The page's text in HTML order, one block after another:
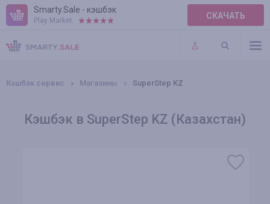
Smarty.Sale - кэшбэк
Play Market: СКАЧАТЬ
ПРАВИЛА
ПЛАГИНЫ
Кэшбэк сервис Магазины SuperStep KZ
Кэшбэк в SuperStep KZ (Казахстан)